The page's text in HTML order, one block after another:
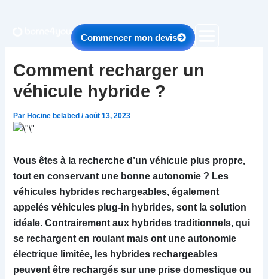
Commencer mon devis
Comment recharger un
véhicule hybride ?
Par Hocine belabed/août 13, 2023
Vous êtes à la recherche d’un véhicule plus propre,
tout en conservant une bonne autonomie ? Les
véhicules hybrides rechargeables, également
appelés véhicules plug-in hybrides, sont la solution
idéale. Contrairement aux hybrides traditionnels, qui
se rechargent en roulant mais ont une autonomie
électrique limitée, les hybrides rechargeables
peuvent être rechargés sur une prise domestique ou